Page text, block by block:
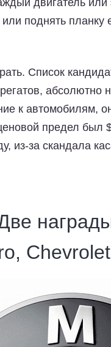
поднять планку
Список
абсолютно
к автомобилям,
предел был
из-за скандала